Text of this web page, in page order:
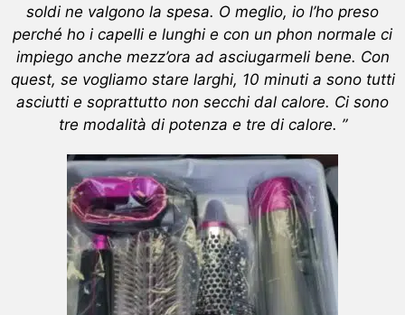
soldi ne valgono la spesa. O meglio, io l’ho preso
perché ho i capelli e lunghi e con un phon normale ci
impiego anche mezz’ora ad asciugarmeli bene. Con
quest, se vogliamo stare larghi, 10 minuti a sono tutti
asciutti e soprattutto non secchi dal calore. Ci sono
tre modalità di potenza e tre di calore. ”